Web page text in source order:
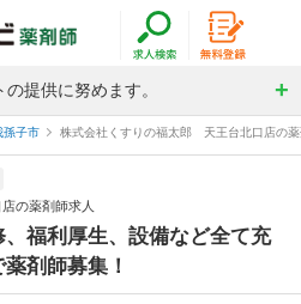
提供に努めます。
孫子市 株式会社くすりの福太郎 天王台北口店の薬
の薬剤師求人
、福利厚生、設備など全て充
剤師募集！